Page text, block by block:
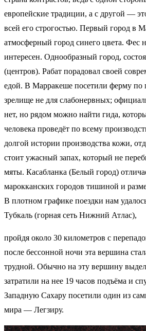
европейские традиции, а с другой —
всей его строгостью. Первый город
атмосферный город синего цвета. Фес
интересен. Однообразный город,
(центров). Рабат порадовал своей
едой. В Марракеше посетили ферму по
зрелище не для слабонервных;
нет, но рядом можно найти гида,
человека проведёт по всему
долгой истории производства кожи,
стоит ужасный запах, который не
мяты. Касабланка (Белый город)
марокканских городов тишиной и
В плотном графике поездки нам
Тубкаль (горная сеть Нижний Атлас),
пройдя около 30 километров с
после бессонной ночи эта вершина
трудной. Обычно на эту вершину
затратили на нее 19 часов подъёма и
Западную Сахару посетили один из
мира — Легзиру.